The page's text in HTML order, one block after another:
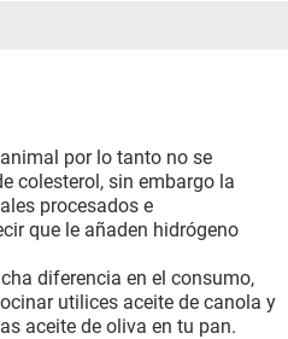
por lo tanto no se
colesterol, sin embargo la
procesados e
que le añaden hidrógeno
diferencia en el consumo,
utilices aceite de canola y
aceite de oliva en tu pan.